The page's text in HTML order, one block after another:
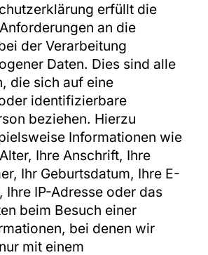
erfüllt die
an die
der Verarbeitung
Daten. Dies sind alle
die sich auf eine
identifizierbare
beziehen. Hierzu
Informationen wie
Ihre Anschrift, Ihre
Ihr Geburtsdatum, Ihre E-
Ihre IP-Adresse oder das
beim Besuch einer
bei denen wir
mit einem